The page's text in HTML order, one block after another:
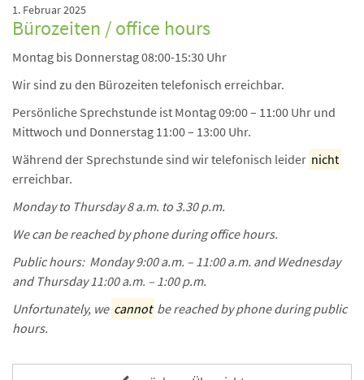
1. Februar 2025
Bürozeiten / office hours
Montag bis Donnerstag 08:00-15:30 Uhr
Wir sind zu den Bürozeiten telefonisch erreichbar.
Persönliche Sprechstunde ist Montag 09:00 – 11:00 Uhr und
Mittwoch und Donnerstag 11:00 – 13:00 Uhr.
Während der Sprechstunde sind wir telefonisch leider nicht
erreichbar.
Monday to Thursday 8 a.m. to 3.30 p.m.
We can be reached by phone during office hours.
Public hours: Monday 9:00 a.m. – 11:00 a.m. and Wednesday
and Thursday 11:00 a.m. – 1:00 p.m.
Unfortunately, we cannot be reached by phone during public
hours.